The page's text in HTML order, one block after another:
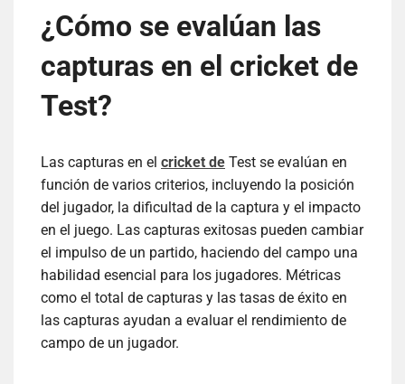
¿Cómo se evalúan las
capturas en el cricket de
Test?
Las capturas en el cricket de Test se evalúan en
función de varios criterios, incluyendo la posición
del jugador, la dificultad de la captura y el impacto
en el juego. Las capturas exitosas pueden cambiar
el impulso de un partido, haciendo del campo una
habilidad esencial para los jugadores. Métricas
como el total de capturas y las tasas de éxito en
las capturas ayudan a evaluar el rendimiento de
campo de un jugador.